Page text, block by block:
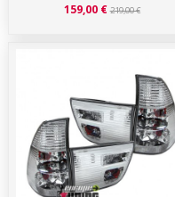
159,00 €219,00 €